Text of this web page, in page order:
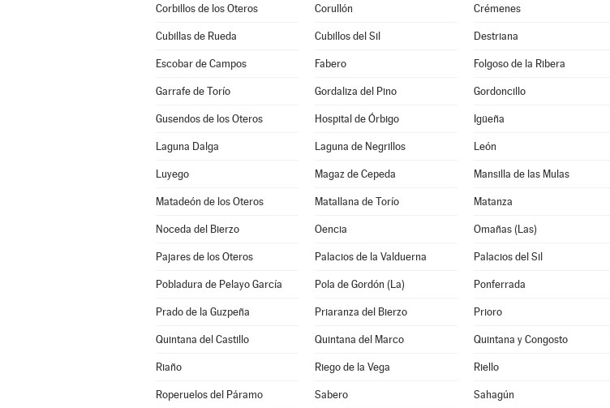
Corbillos de los Oteros Corullón Crémenes
Cubillas de Rueda Cubillos del Sil Destriana
Escobar de Campos Fabero Folgoso de la Ribera
Garrafe de Torío Gordaliza del Pino Gordoncillo
Gusendos de los Oteros Hospital de Órbigo Igüeña
Laguna Dalga Laguna de Negrillos León
Luyego Magaz de Cepeda Mansilla de las Mulas
Matadeón de los Oteros Matallana de Torío Matanza
Noceda del Bierzo Oencia Omañas (Las)
Pajares de los Oteros Palacios de la Valduerna Palacios del Sil
Pobladura de Pelayo García Pola de Gordón (La) Ponferrada
Prado de la Guzpeña Priaranza del Bierzo Prioro
Quintana del Castillo Quintana del Marco Quintana y Congosto
Riaño Riego de la Vega Riello
Roperuelos del Páramo Sabero Sahagún